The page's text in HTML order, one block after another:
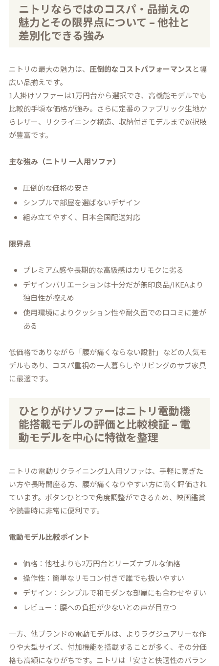
ニトリならではのコスパ・品揃えの
魅力とその限界点について – 他社と
差別化できる強み
ニトリの最大の魅力は、 圧倒的なコストパフォーマンスと幅
広い品揃えです。
1人掛けソファーは1万円台から選択でき、高機能モデルでも
比較的手頃な価格が強み。さらに定番のファブリック生地か
らレザー、リクライニング構造、収納付きモデルまで選択肢
が豊富です。
主な強み（ニトリ 一人用ソファ）
圧倒的な価格の安さ
シンプルで部屋を選ばないデザイン
組み立てやすく、日本全国配送対応
限界点
プレミアム感や長期的な高級感はカリモクに劣る
デザインバリエーションは十分だが無印良品/IKEAより
独自性が控えめ
使用環境によりクッション性や耐久面での口コミに差が
ある
低価格でありながら「腰が痛くならない設計」などの人気モ
デルもあり、コスパ重視の一人暮らしやリビングのサブ家具
に最適です。
ひとりがけソファーはニトリ電動機
能搭載モデルの評価と比較検証 – 電
動モデルを中心に特徴を整理
ニトリの電動リクライニング1人用ソファは、手軽に寛ぎた
い方や長時間座る方、腰が痛くなりやすい方に高く評価され
ています。ボタンひとつで角度調整ができるため、映画鑑賞
や読書時に非常に便利です。
電動モデル比較ポイント
価格：他社よりも2万円台とリーズナブルな価格
操作性：簡単なリモコン付きで誰でも扱いやすい
デザイン：シンプルで和モダンな部屋にも合わせやすい
レビュー：腰への負担が少ないとの声が目立つ
一方、他ブランドの電動モデルは、よりラグジュアリーな作
りや大型サイズ、付加機能を搭載することが多く、その分価
格も高額になりがちです。ニトリは「安さと快適性のバラン